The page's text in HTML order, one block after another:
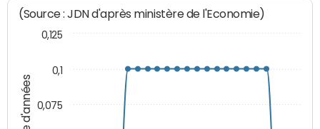
(Source : JDN d'après ministère de l'Economie)
0,075
0,1
0,125